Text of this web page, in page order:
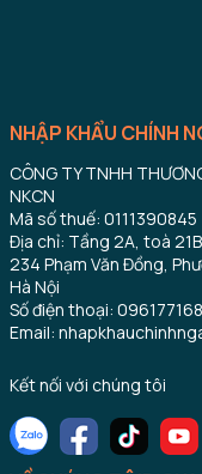
NHẬP KHẨU CHÍNH
CÔNG TY TNHH
NKCN
Mã số thuế: 0111390845
Địa chỉ: Tầng 2A, toà
234 Phạm Văn Đồng,
Hà Nội
Số điện thoại:
Email:
Kết nối với chúng tôi